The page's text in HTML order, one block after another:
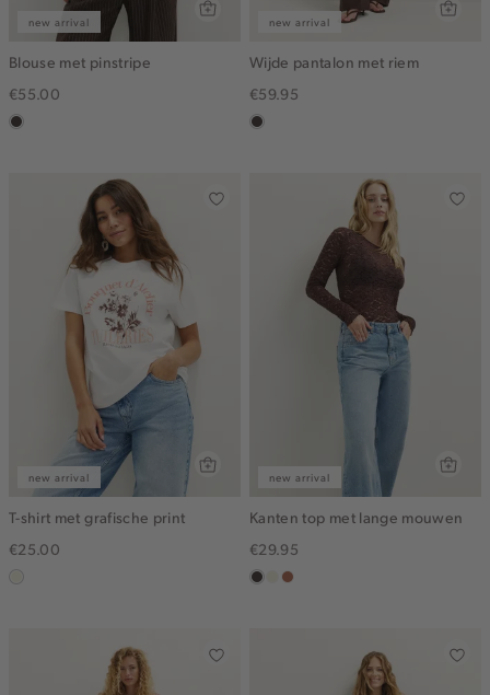
new arrival
Blouse met pinstripe
€55.00
choco
new arrival
Wijde pantalon met riem
€59.95
choco
new arrival
T-shirt met grafische print
€25.00
new arrival
Kanten top met lange mouwen
€29.95
choco
ecruterracotta